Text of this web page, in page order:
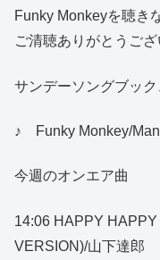
Funky Monkeyを聴き
ご清聴ありがとうござ
サンデーソングブック
♪ Funky Monkey/
今週のオンエア曲
14:06 HAPPY
VERSION)/山下達郎